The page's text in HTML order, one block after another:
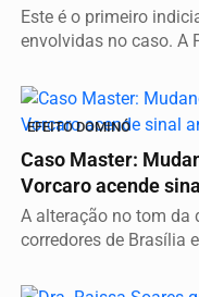
Este é o primeiro
envolvidas no caso. A
EFEITO DOMINÓ
Caso Master:
Vorcaro acende
A alteração no tom da
corredores de Brasília